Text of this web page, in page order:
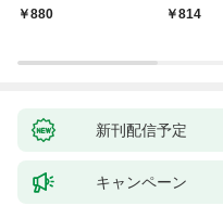
聞（1）～
880 814
新刊配信予定
キャンペーン